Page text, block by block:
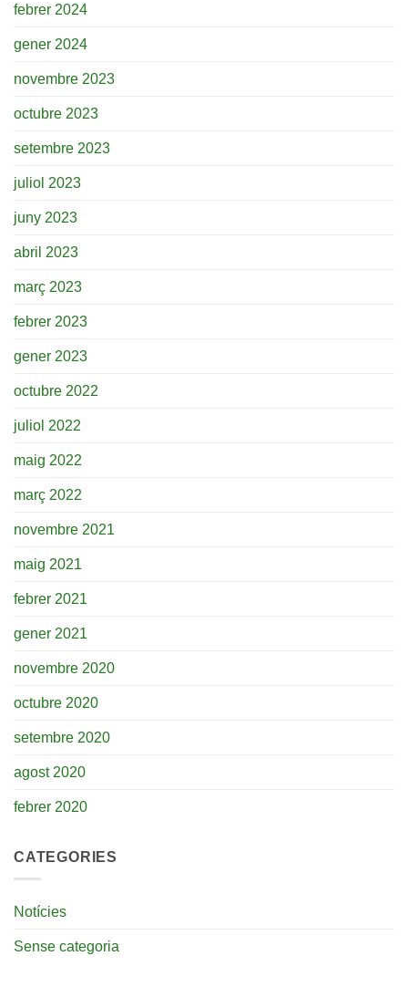
febrer 2024
gener 2024
novembre 2023
octubre 2023
setembre 2023
juliol 2023
juny 2023
abril 2023
març 2023
febrer 2023
gener 2023
octubre 2022
juliol 2022
maig 2022
març 2022
novembre 2021
maig 2021
febrer 2021
gener 2021
novembre 2020
octubre 2020
setembre 2020
agost 2020
febrer 2020
CATEGORIES
Notícies
Sense categoria